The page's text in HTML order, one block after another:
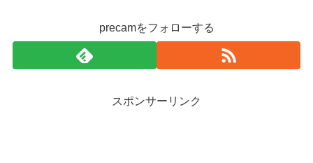
precamをフォローする
スポンサーリンク